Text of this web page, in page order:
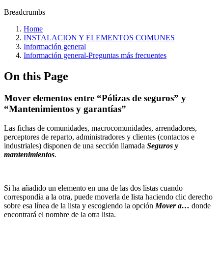
Breadcrumbs
Home
INSTALACION Y ELEMENTOS COMUNES
Información general
Información general-Preguntas más frecuentes
On this Page
Mover elementos entre “Pólizas de seguros” y
“Mantenimientos y garantías”
Las fichas de comunidades, macrocomunidades, arrendadores,
perceptores de reparto, administradores y clientes (contactos e
industriales) disponen de una sección llamada Seguros y
mantenimientos.
Si ha añadido un elemento en una de las dos listas cuando
correspondía a la otra, puede moverla de lista haciendo clic derecho
sobre esa línea de la lista y escogiendo la opción Mover a… donde
encontrará el nombre de la otra lista.